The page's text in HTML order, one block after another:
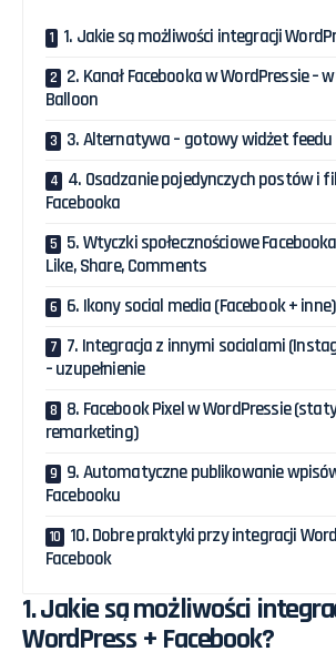
1. Jakie są możliwości integracji
2. Kanał Facebooka w WordPressie –
Balloon
3. Alternatywa – gotowy widżet
4. Osadzanie pojedynczych postów i
Facebooka
5. Wtyczki społecznościowe
Like, Share, Comments
6. Ikony social media (Facebook +
7. Integracja z innymi socialami
– uzupełnienie
8. Facebook Pixel w WordPressie
remarketing)
9. Automatyczne publikowanie
Facebooku
10. Dobre praktyki przy integracji
Facebook
1. Jakie są możliwości
WordPress + Facebook?